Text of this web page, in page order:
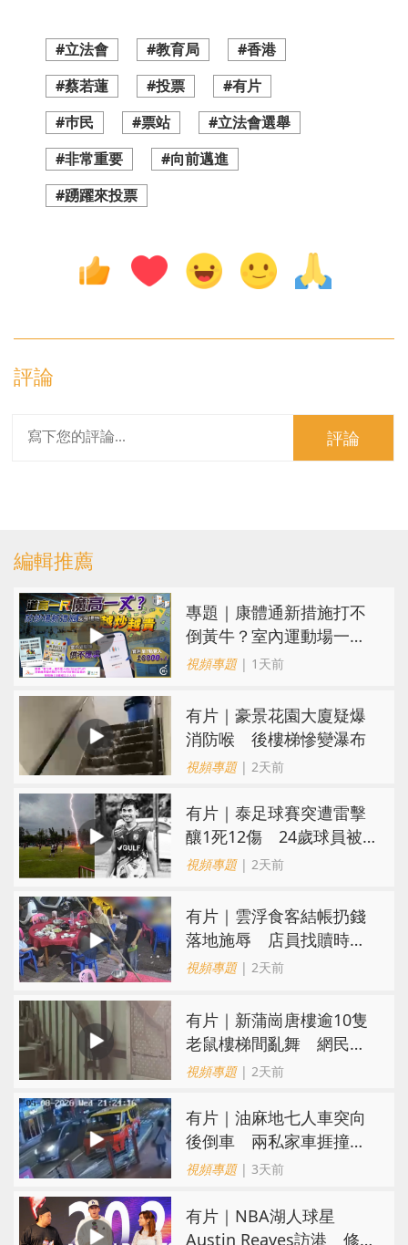
#立法會 #教育局
#香港
#蔡若蓮
#投票
#有片
#巿民
#票站
#立法會選舉
#非常重要
#向前邁進
#踴躍來投票
評論
評論
編輯推薦
專題｜康體通新措施打不
倒黃牛？室內運動場一場
難求越炒越貴
視頻專題| 1天前
有片｜豪景花園大廈疑爆
消防喉 後樓梯慘變瀑布
視頻專題| 2天前
有片｜泰足球賽突遭雷擊
釀1死12傷 24歲球員被
閃電劈中亡
視頻專題| 2天前
​有片｜雲浮食客結帳扔錢
落地施辱 店員找贖時還
施彼身獲老闆肯定
視頻專題| 2天前
有片｜新蒲崗唐樓逾10隻
老鼠樓梯間亂舞 網民嚇
親：每次經過都要好大勇
視頻專題| 2天前
有片｜油麻地七人車突向
後倒車 兩私家車捱撞
司機不顧而去
視頻專題| 3天前
有片｜NBA湖人球星
Austin Reaves訪港 修